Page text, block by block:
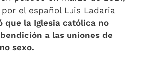
el español Luis Ladaria
que la Iglesia católica no
a las uniones de
sexo.